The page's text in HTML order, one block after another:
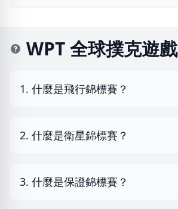
WPT 全球撲克遊戲
1. 什麼是飛行錦標賽？
2. 什麼是衛星錦標賽？
3. 什麼是保證錦標賽？